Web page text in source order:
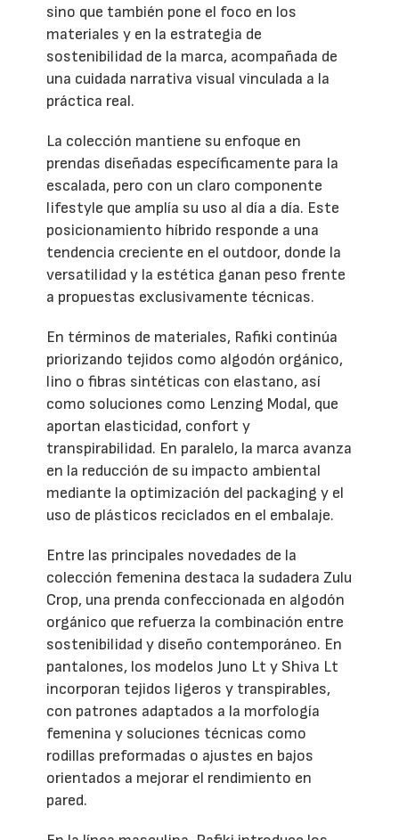
sino que también pone el foco en los
materiales y en la estrategia de
sostenibilidad de la marca, acompañada de
una cuidada narrativa visual vinculada a la
práctica real.
La colección mantiene su enfoque en
prendas diseñadas específicamente para la
escalada, pero con un claro componente
lifestyle que amplía su uso al día a día. Este
posicionamiento híbrido responde a una
tendencia creciente en el outdoor, donde la
versatilidad y la estética ganan peso frente
a propuestas exclusivamente técnicas.
En términos de materiales, Rafiki continúa
priorizando tejidos como algodón orgánico,
lino o fibras sintéticas con elastano, así
como soluciones como Lenzing Modal, que
aportan elasticidad, confort y
transpirabilidad. En paralelo, la marca avanza
en la reducción de su impacto ambiental
mediante la optimización del packaging y el
uso de plásticos reciclados en el embalaje.
Entre las principales novedades de la
colección femenina destaca la sudadera Zulu
Crop, una prenda confeccionada en algodón
orgánico que refuerza la combinación entre
sostenibilidad y diseño contemporáneo. En
pantalones, los modelos Juno Lt y Shiva Lt
incorporan tejidos ligeros y transpirables,
con patrones adaptados a la morfología
femenina y soluciones técnicas como
rodillas preformadas o ajustes en bajos
orientados a mejorar el rendimiento en
pared.